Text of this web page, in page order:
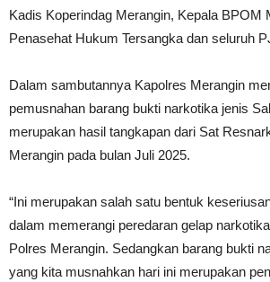
Kadis Koperindag Merangin, Kepala BPOM
Penasehat Hukum Tersangka dan seluruh
Dalam sambutannya Kapolres Merangin
pemusnahan barang bukti narkotika jenis
merupakan hasil tangkapan dari Sat
Merangin pada bulan Juli 2025.
“Ini merupakan salah satu bentuk
dalam memerangi peredaran gelap
Polres Merangin. Sedangkan barang bukti
yang kita musnahkan hari ini merupakan